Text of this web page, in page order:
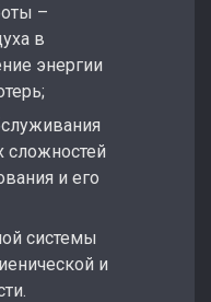
–
в
энергии
и его
системы
и